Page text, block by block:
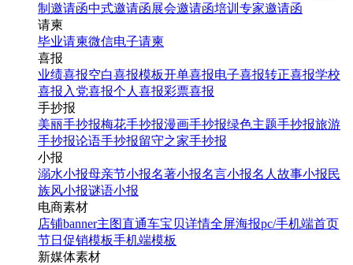
制邀请函中式邀请函展会邀请函培训专家邀请函
请柬
毕业请柬微信电子请柬
喜报
业绩喜报空白喜报模板开单喜报电子喜报转正喜报学校
喜报 入党喜报个人喜报彩票喜报
手抄报
美丽手抄报梅花手抄报漫画手抄报绿色主题手抄报旅游
手抄报论语手抄报留守之家手抄报
小报
溺水小报母亲节小报名著小报名言小报名人故事小报民
族风小报谜语小报
电商素材
店铺banner主图直通车宝贝详情全屏海报pc/手机端首页
节日促销模板手机端模板
新媒体素材